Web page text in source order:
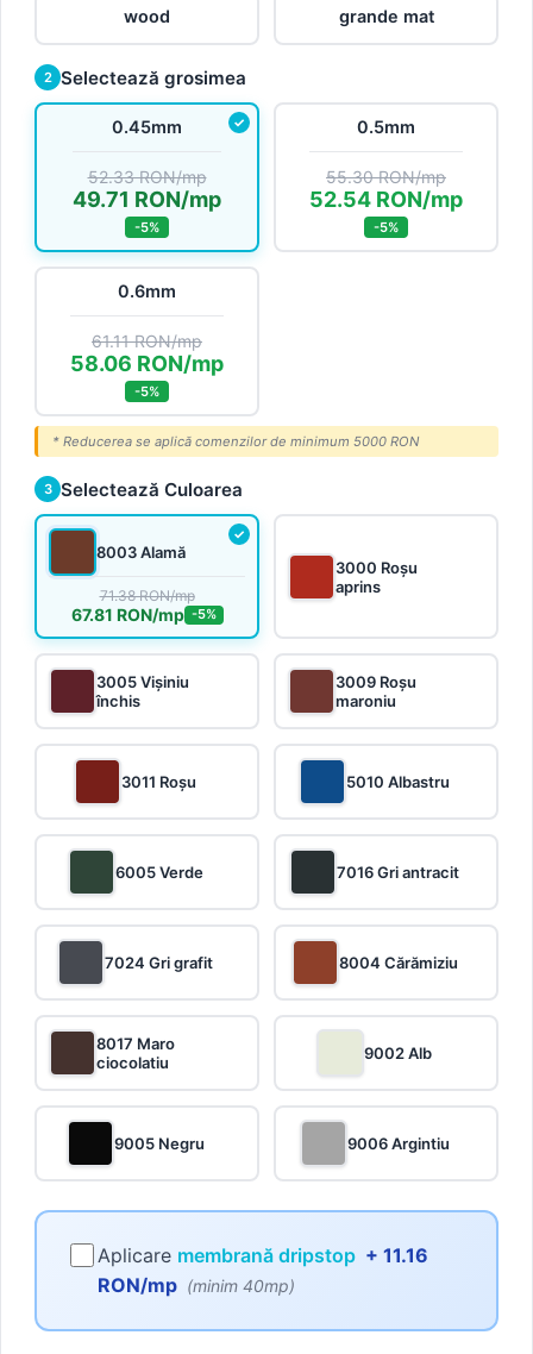
wood grande mat
2 Selectează grosimea
0.45mm
52.33 RON/mp
49.71 RON/mp
-5%
0.5mm
55.30 RON/mp
52.54 RON/mp
-5%
0.6mm
61.11 RON/mp
58.06 RON/mp
-5%
* Reducerea se aplică comenzilor de minimum 5000 RON
3 Selectează Culoarea
8003 Alamă
71.38 RON/mp
67.81 RON/mp -5%
3000 Roșu
aprins
3005 Vișiniu
închis
3009 Roșu
maroniu
3011 Roșu 5010 Albastru
6005 Verde 7016 Gri antracit
7024 Gri grafit 8004 Cărămiziu
8017 Maro
ciocolatiu
9002 Alb
9005 Negru 9006 Argintiu
Aplicare membrană dripstop + 11.16
RON/mp (minim 40mp)